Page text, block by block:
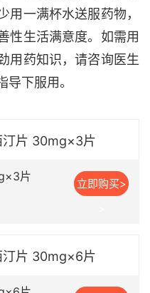
用一满杯水送服药物，
性生活满意度。如需用
用药知识，请咨询医生
下服用。
片
立即购买>